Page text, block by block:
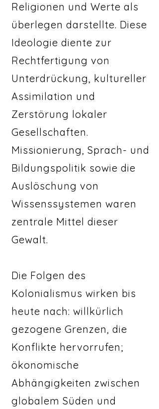
Religionen und Werte als
überlegen darstellte. Diese
Ideologie diente zur
Rechtfertigung von
Unterdrückung, kultureller
Assimilation und
Zerstörung lokaler
Gesellschaften.
Missionierung, Sprach- und
Bildungspolitik sowie die
Auslöschung von
Wissenssystemen waren
zentrale Mittel dieser
Gewalt.
Die Folgen des
Kolonialismus wirken bis
heute nach: willkürlich
gezogene Grenzen, die
Konflikte hervorrufen;
ökonomische
Abhängigkeiten zwischen
globalem Süden und